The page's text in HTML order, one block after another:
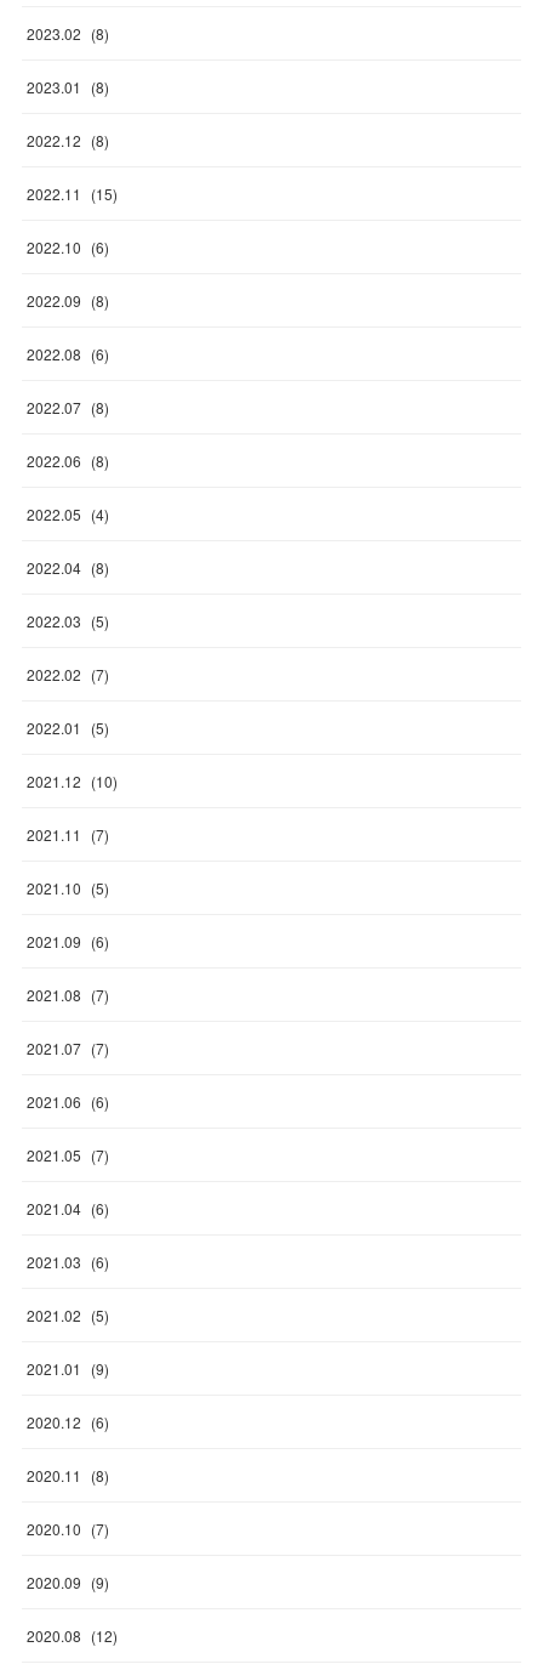
2023.02 (8)
2023.01 (8)
2022.12 (8)
2022.11 (15)
2022.10 (6)
2022.09 (8)
2022.08 (6)
2022.07 (8)
2022.06 (8)
2022.05 (4)
2022.04 (8)
2022.03 (5)
2022.02 (7)
2022.01 (5)
2021.12 (10)
2021.11 (7)
2021.10 (5)
2021.09 (6)
2021.08 (7)
2021.07 (7)
2021.06 (6)
2021.05 (7)
2021.04 (6)
2021.03 (6)
2021.02 (5)
2021.01 (9)
2020.12 (6)
2020.11 (8)
2020.10 (7)
2020.09 (9)
2020.08 (12)